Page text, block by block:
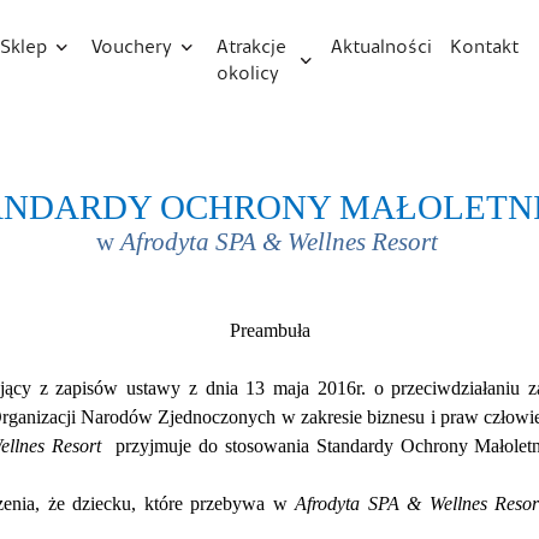
Sklep
Afrodyty
prezentowe
Vouchery
Atrakcje
okolicy
Międzyrzecki Rejon
Umocniony
Aktualności Kontakt
RODO
Faq
OCHRONY MAŁ
wAfrodyta SPA & Wellnes Resort
Preambuła
ący z zapisów ustawy z dnia 13 maja 2016r. o przeciwdziałaniu
Narodów Zjednoczonych w zakresie biznesu i praw czł
Resort przyjmuje do stosowania Standardy Ochrony Mał
że dziecku, które przebywa wAfrodyta SPA & Wellnes